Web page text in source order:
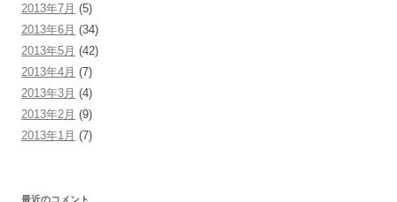
2013年7月 (5)
2013年6月 (34)
2013年5月 (42)
2013年4月 (7)
2013年3月 (4)
2013年2月 (9)
2013年1月 (7)
最近のコメント